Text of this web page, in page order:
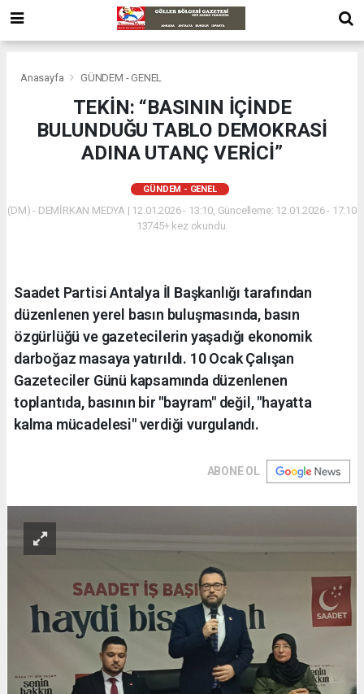
Anasayfa GÜNDEM - GENEL
TEKİN: “BASININ İÇİNDE
BULUNDUĞU TABLO DEMOKRASİ
ADINA UTANÇ VERİCİ”
GÜNDEM - GENEL
(DM) - DEMİRKAN MEDYA | 12.01.2026 - 13:10, Güncelleme: 12.01.2026 - 17:10
13745+ kez okundu.
Saadet Partisi Antalya İl Başkanlığı tarafından
düzenlenen yerel basın buluşmasında, basın
özgürlüğü ve gazetecilerin yaşadığı ekonomik
darboğaz masaya yatırıldı. 10 Ocak Çalışan
Gazeteciler Günü kapsamında düzenlenen
toplantıda, basının bir "bayram" değil, "hayatta
kalma mücadelesi" verdiği vurgulandı.
ABONE OL